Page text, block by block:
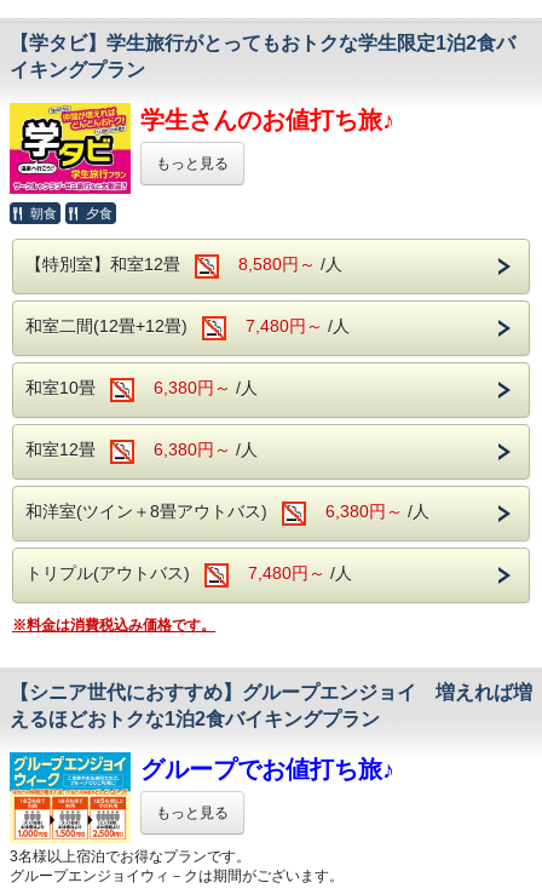
別途原田農園にてご用命くださいませ。
※気候や生育状況により変更になる場合がございま
農園にお問い合せください。
-----------------------------------------------------------------
≪原田農園≫
〒378-0002 群馬県沼田市横塚町1294
TEL:0278-22-3991
ホテル湯の陣は・・・
＜滾々と湧き出る湯檜曽温泉を堪能♪＞
大自然に囲まれ情緒にあふれた湯檜曽温泉。
滾々と湧き出る源泉は心身を柔らかく包みます。
保温・保湿効果に優れており、
疲労回復や関節痛、冷え性に効能が望めます。
＜アルコール飲み放題付！
バイキングで心ゆくまで乾杯＞
サラダや揚げ物、
ソフトクリームやデザートまで・・・
みなさまが楽しめるお食事を
多数ご用意しております。
そしてなんといってもアルコール！
ワインや焼酎、日本酒などが飲み放題で
お楽しみいただけます。
飲み過ぎにはお気を付けくださいませ・・・
＜館内施設（無料サービス）＞
・ロビー：開けた窓より、湯檜曽の景色に
疲れを癒してください。
・全室Wifi完備：お部屋でのPC作業や動画視聴も
快適にご利用いただけます。
---以下の内容は、予約に関わる重要事項となります。---
※現地までの送迎はございません。
※水曜は休園日となります。
※チケットはチェックインの際にフロントでの
併用は出来ません。
---------------------------------------------------------
群馬サファリパーク(公式サイト
〒370-2321
群馬県富岡市岡本1番地
TEL : 0274-64-2111
---------------------------------------------------------
ホテル湯の陣は・・・
＜滾々と湧き出る湯檜曽温泉を堪能♪＞
大自然に囲まれ情緒にあふれた湯檜曽温泉。
滾々と湧き出る源泉は心身を柔らかく包みます。
保温・保湿効果に優れており、
疲労回復や関節痛、冷え性に効能が望めます。
体の芯からご実感くださいませ。
＜アルコール飲み放題付！
バイキングで心ゆくまで乾杯＞
様々な食材を利用した約50種類のバイキング。
ソフトクリームやデザートまで・・・
子供も大人も、
おじいちゃんおばあちゃんまで。
多数ご用意しております。
そしてなんといってもアルコール！
生ビール(アサヒスーパードライ)をはじめ
ワインや焼酎、日本酒などが飲み放題で
お楽しみいただけます。
飲み過ぎにはお気を付けくださいませ・・・
【学タビ】学生旅行がとってもおトクな学生限定1泊2食バ
イキングプラン
学生さんのお値打ち旅♪
お値段がお得になります。
学生生活の思い出に大人数で
どこかに行きたいけど、
学生だから安く抑えたい・・・
でも宿はちゃんとしたところに泊まりたい・・・
そんなあなたのわがまま、
このプランなら叶えられます！！！
本プランは学生限定のプランとなります。
学生以外のお客様は本プランは
ご利用いただけませんので、ご注意ください。
当日は学生証を全員お持ちくださいませ。
※顔写真の無い学生証をお持ちのお客様
・マイナンバーカード
・運転免許証
・クレジットカード
・パスポート(顔写真のコピーでも可)
本プランは
★2名1室で、一人当たり本体価格より500円引き★
★
★4名1室で、一人当たり本体価格より1,500円引き
★5名以上1室で、一人当たり本体価格より2,000円
引き★
※全て税別表記です。
もっと見る
朝食 夕食
【特別室】和室12畳 8,580円～ /人
和室二間(12畳+12畳) 7,480円～ /人
和室10畳 6,380円～ /人
和室12畳 6,380円～ /人
和洋室(ツイン＋8畳アウトバス) 6,380円～ /人
トリプル(アウトバス) 7,480円～ /人
※料金は消費税込み価格です。
【シニア世代におすすめ】グループエンジョイ 増えれば増
えるほどおトクな1泊2食バイキングプラン
グループでお値打ち旅♪
気の合う仲間との旅行や、
もっと見る
3名様以上宿泊でお得なプランです。
グループエンジョイウィ－クは期間がございます。